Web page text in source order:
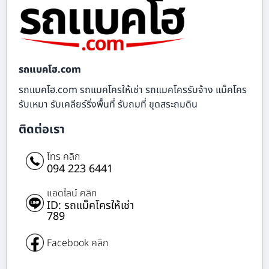
รถแบคโฮ.com
รถแบคโฮ.com รถแมคโครให้เช่า รถแมคโครรับจ้าง แม็คโคร
รับเหมา รับเคลียร์ริ่งพื้นที่ รับถมที่ ขุดสระถมดิน
ติดต่อเรา
โทร คลิก
094 223 6441
แอดไลน์ คลิก
ID: รถแม็คโครให้เช่า
789
Facebook คลิก